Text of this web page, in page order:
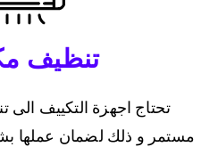
تنظيف
تحتاج اجهزة التكييف
مستمر و ذلك لضمان عملها